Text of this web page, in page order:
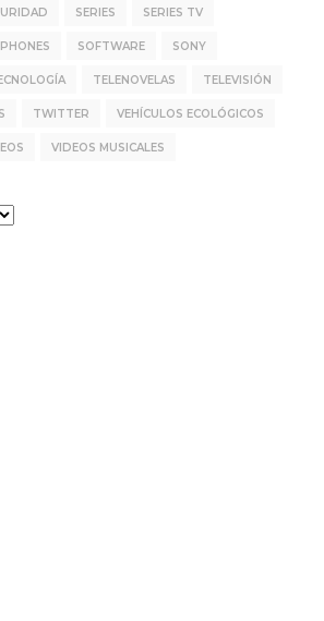
SERIES SERIES TV
SOFTWARE SONY
TELENOVELAS TELEVISIÓN
TWITTER VEHÍCULOS ECOLÓGICOS
VIDEOS MUSICALES